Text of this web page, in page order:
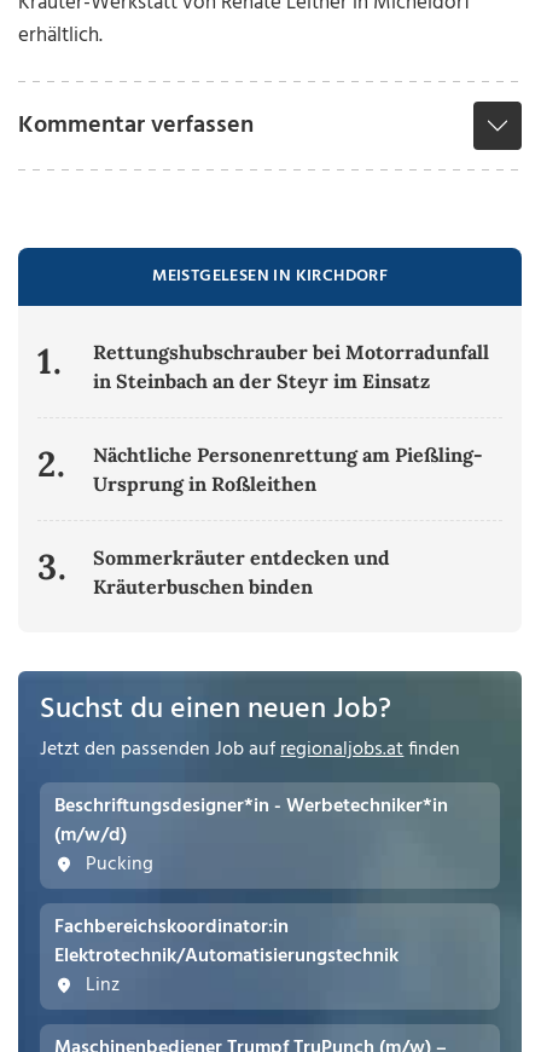
erhältlich.
Kommentar verfassen
MEISTGELESEN IN KIRCHDORF
1.
Rettungshubschrauber bei Motorradunfall
in Steinbach an der Steyr im Einsatz
2.
Nächtliche Personenrettung am Pießling-
Ursprung in Roßleithen
3.
Sommerkräuter entdecken und
Kräuterbuschen binden
Suchst du einen neuen Job?
Jetzt den passenden Job aufregionaljobs.atfinden
Beschriftungsdesigner*in - Werbetechniker*in
(m/w/d)
Pucking
Fachbereichskoordinator:in
Elektrotechnik/Automatisierungstechnik
Linz